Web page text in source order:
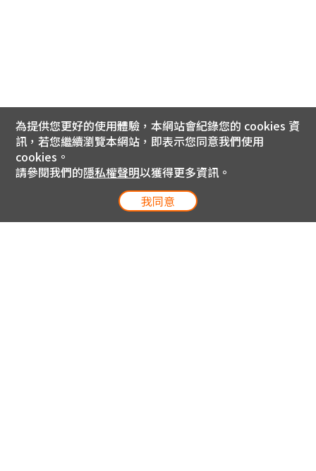
為提供您更好的使用體驗，本網站會紀錄您的 cookies 資
訊，若您繼續瀏覽本網站，即表示您同意我們使用
cookies。
請參閱我們的隱私權聲明以獲得更多資訊。
我同意